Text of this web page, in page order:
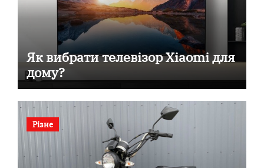
Як вибрати телевізор Xiaomi для
дому?
Різне